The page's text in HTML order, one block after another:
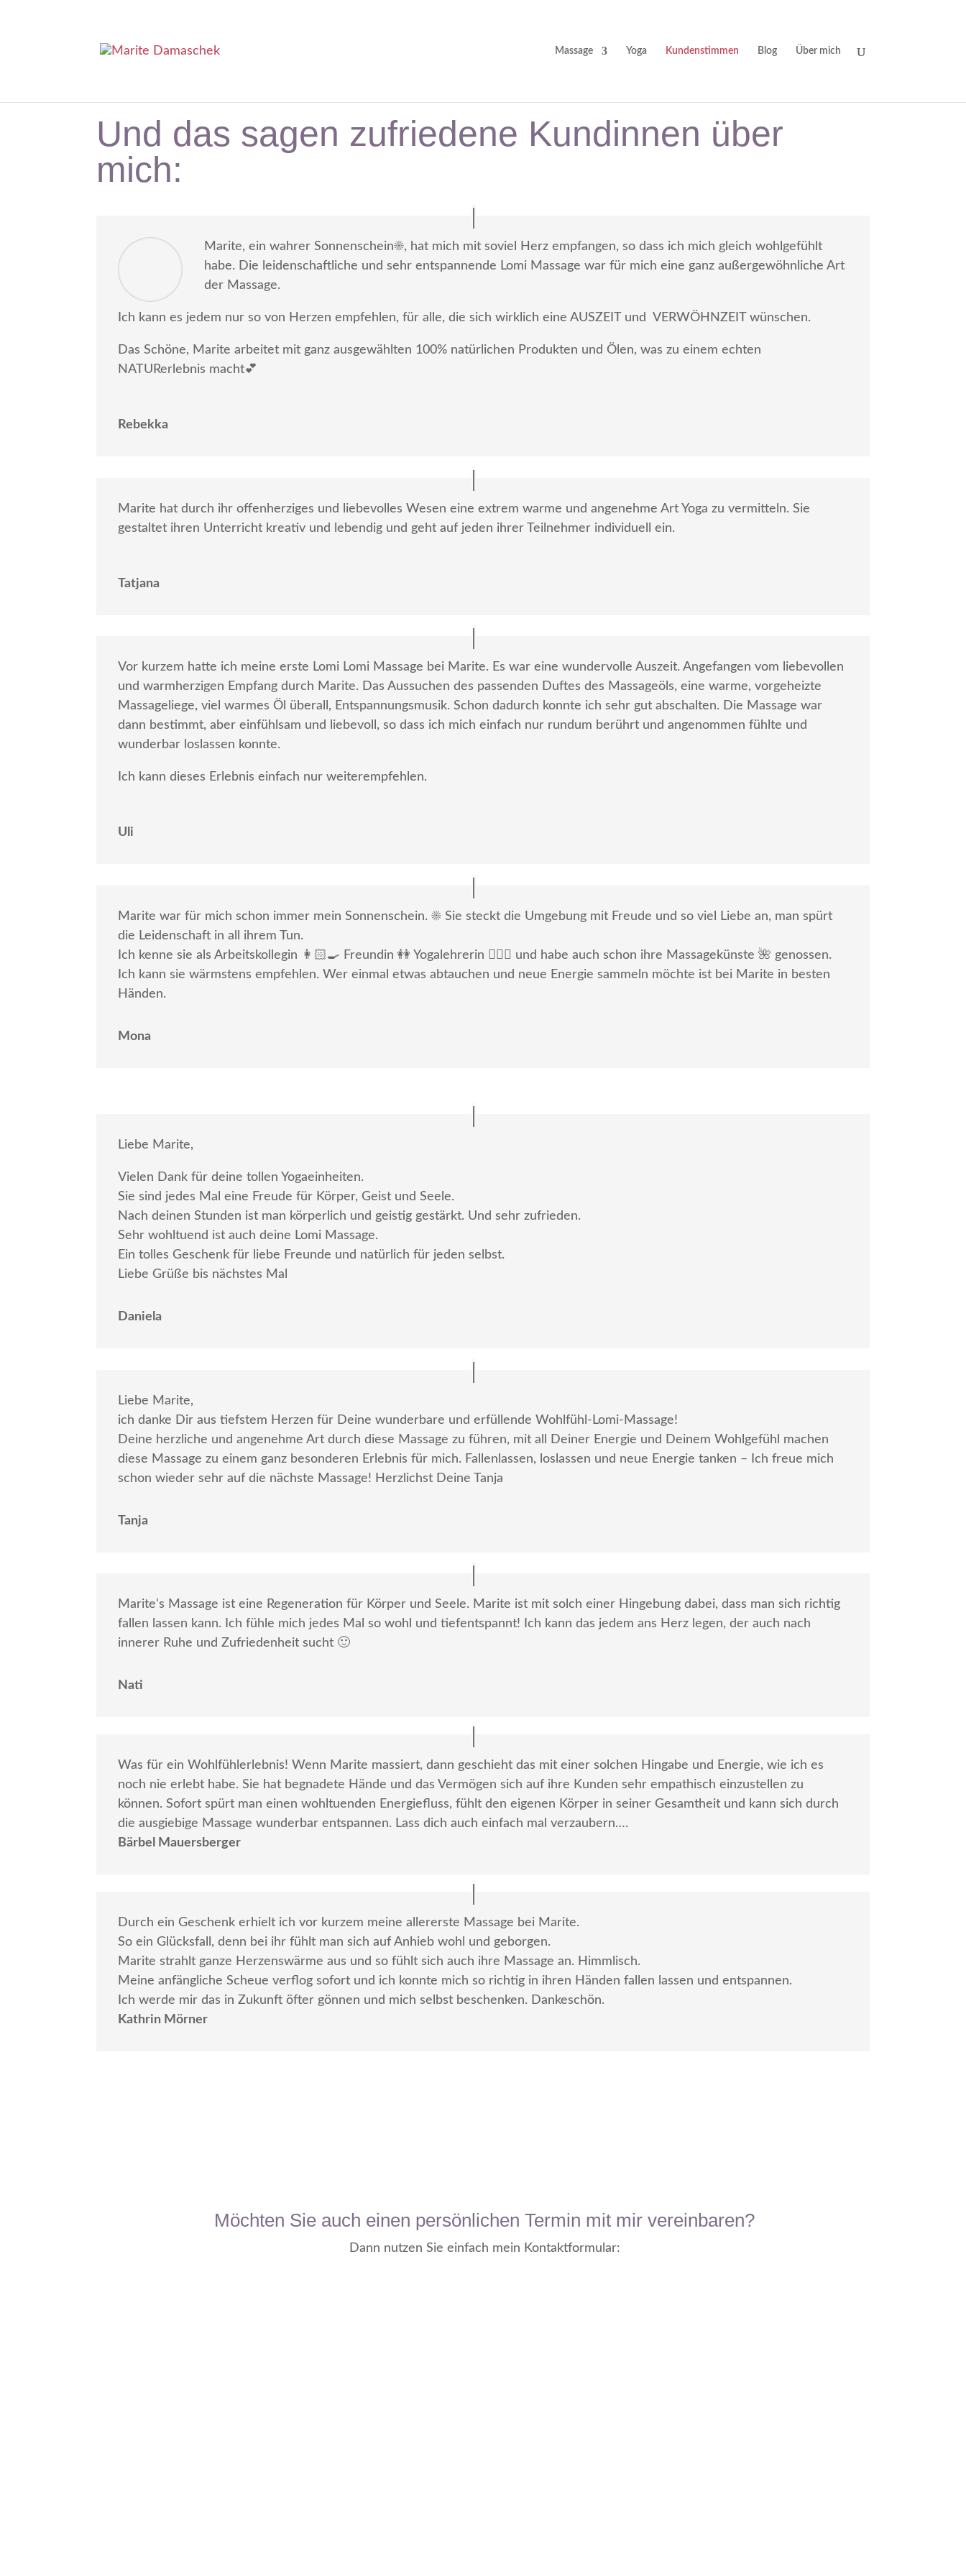
Massage Yoga Kundenstimmen Blog Über mich
Und das sagen zufriedene Kundinnen über
mich:
Marite, ein wahrer Sonnenschein☀️, hat mich mit soviel Herz empfangen, so dass ich mich gleich wohlgefühlt
habe. Die leidenschaftliche und sehr entspannende Lomi Massage war für mich eine ganz außergewöhnliche Art
der Massage.
Ich kann es jedem nur so von Herzen empfehlen, für alle, die sich wirklich eine AUSZEIT und VERWÖHNZEIT wünschen.
Das Schöne, Marite arbeitet mit ganz ausgewählten 100% natürlichen Produkten und Ölen, was zu einem echten
NATURerlebnis macht💕
Rebekka
Marite hat durch ihr offenherziges und liebevolles Wesen eine extrem warme und angenehme Art Yoga zu vermitteln. Sie
gestaltet ihren Unterricht kreativ und lebendig und geht auf jeden ihrer Teilnehmer individuell ein.
Tatjana
Vor kurzem hatte ich meine erste Lomi Lomi Massage bei Marite. Es war eine wundervolle Auszeit. Angefangen vom liebevollen
und warmherzigen Empfang durch Marite. Das Aussuchen des passenden Duftes des Massageöls, eine warme, vorgeheizte
Massageliege, viel warmes Öl überall, Entspannungsmusik. Schon dadurch konnte ich sehr gut abschalten. Die Massage war
dann bestimmt, aber einfühlsam und liebevoll, so dass ich mich einfach nur rundum berührt und angenommen fühlte und
wunderbar loslassen konnte.
Ich kann dieses Erlebnis einfach nur weiterempfehlen.
Uli
Marite war für mich schon immer mein Sonnenschein. ☀️ Sie steckt die Umgebung mit Freude und so viel Liebe an, man spürt
die Leidenschaft in all ihrem Tun.
Ich kenne sie als Arbeitskollegin 👩🏻‍🍳 Freundin 👭 Yogalehrerin 🧘🏻‍♀️ und habe auch schon ihre Massagekünste 🌺 genossen.
Ich kann sie wärmstens empfehlen. Wer einmal etwas abtauchen und neue Energie sammeln möchte ist bei Marite in besten
Händen.
Mona
Liebe Marite,
Vielen Dank für deine tollen Yogaeinheiten.
Sie sind jedes Mal eine Freude für Körper, Geist und Seele.
Nach deinen Stunden ist man körperlich und geistig gestärkt. Und sehr zufrieden.
Sehr wohltuend ist auch deine Lomi Massage.
Ein tolles Geschenk für liebe Freunde und natürlich für jeden selbst.
Liebe Grüße bis nächstes Mal
Daniela
Liebe Marite,
ich danke Dir aus tiefstem Herzen für Deine wunderbare und erfüllende Wohlfühl-Lomi-Massage!
Deine herzliche und angenehme Art durch diese Massage zu führen, mit all Deiner Energie und Deinem Wohlgefühl machen
diese Massage zu einem ganz besonderen Erlebnis für mich. Fallenlassen, loslassen und neue Energie tanken – Ich freue mich
schon wieder sehr auf die nächste Massage! Herzlichst Deine Tanja
Tanja
Marite‘s Massage ist eine Regeneration für Körper und Seele. Marite ist mit solch einer Hingebung dabei, dass man sich richtig
fallen lassen kann. Ich fühle mich jedes Mal so wohl und tiefentspannt! Ich kann das jedem ans Herz legen, der auch nach
innerer Ruhe und Zufriedenheit sucht 🙂
Nati
Was für ein Wohlfühlerlebnis! Wenn Marite massiert, dann geschieht das mit einer solchen Hingabe und Energie, wie ich es
noch nie erlebt habe. Sie hat begnadete Hände und das Vermögen sich auf ihre Kunden sehr empathisch einzustellen zu
können. Sofort spürt man einen wohltuenden Energiefluss, fühlt den eigenen Körper in seiner Gesamtheit und kann sich durch
die ausgiebige Massage wunderbar entspannen. Lass dich auch einfach mal verzaubern….
Bärbel Mauersberger
Durch ein Geschenk erhielt ich vor kurzem meine allererste Massage bei Marite.
So ein Glücksfall, denn bei ihr fühlt man sich auf Anhieb wohl und geborgen.
Marite strahlt ganze Herzenswärme aus und so fühlt sich auch ihre Massage an. Himmlisch.
Meine anfängliche Scheue verflog sofort und ich konnte mich so richtig in ihren Händen fallen lassen und entspannen.
Ich werde mir das in Zukunft öfter gönnen und mich selbst beschenken. Dankeschön.
Kathrin Mörner
Möchten Sie auch einen persönlichen Termin mit mir vereinbaren?
Dann nutzen Sie einfach mein Kontaktformular: